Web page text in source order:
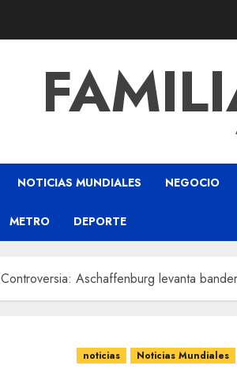
NOTICIAS MUNDIALES NEGOCIO
METRO DEPORTE
Controversia: Aschaffenburg levanta
noticias Noticias Mundiales